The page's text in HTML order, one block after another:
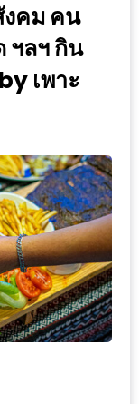
คม คน
ฯลฯ กิน
เพาะ